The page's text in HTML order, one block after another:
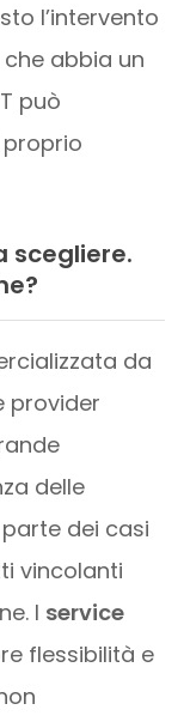
l’intervento
abbia un
può
scegliere.
da
provider
delle
dei casi
vincolanti
I service
flessibilità e